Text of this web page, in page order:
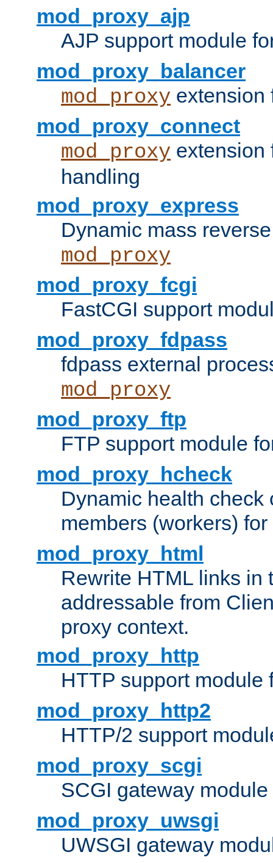
mod_proxy_ajp
AJP support module
mod_proxy_balancer
mod_proxy extension
mod_proxy_connect
mod_proxy
handling
mod_proxy_express
Dynamic mass
mod_proxy
mod_proxy_fcgi
FastCGI support
mod_proxy_fdpass
fdpass external
mod_proxy
mod_proxy_ftp
FTP support module
mod_proxy_hcheck
Dynamic health check
members (workers) for
mod_proxy_html
Rewrite HTML links in
addressable from
proxy context.
mod_proxy_http
HTTP support module
mod_proxy_http2
HTTP/2 support
mod_proxy_scgi
SCGI gateway
mod_proxy_uwsgi
UWSGI gateway